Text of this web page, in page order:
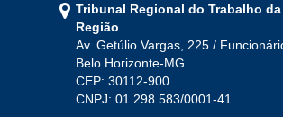
Ago
Set Out Nov Dez
Tribunal Regional do Trabalho da
Região
Av. Getúlio Vargas, 225 /
Belo Horizonte-MG
CEP: 30112-900
CNPJ: 01.298.583/0001-41